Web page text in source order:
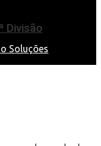
Divisão
Soluções